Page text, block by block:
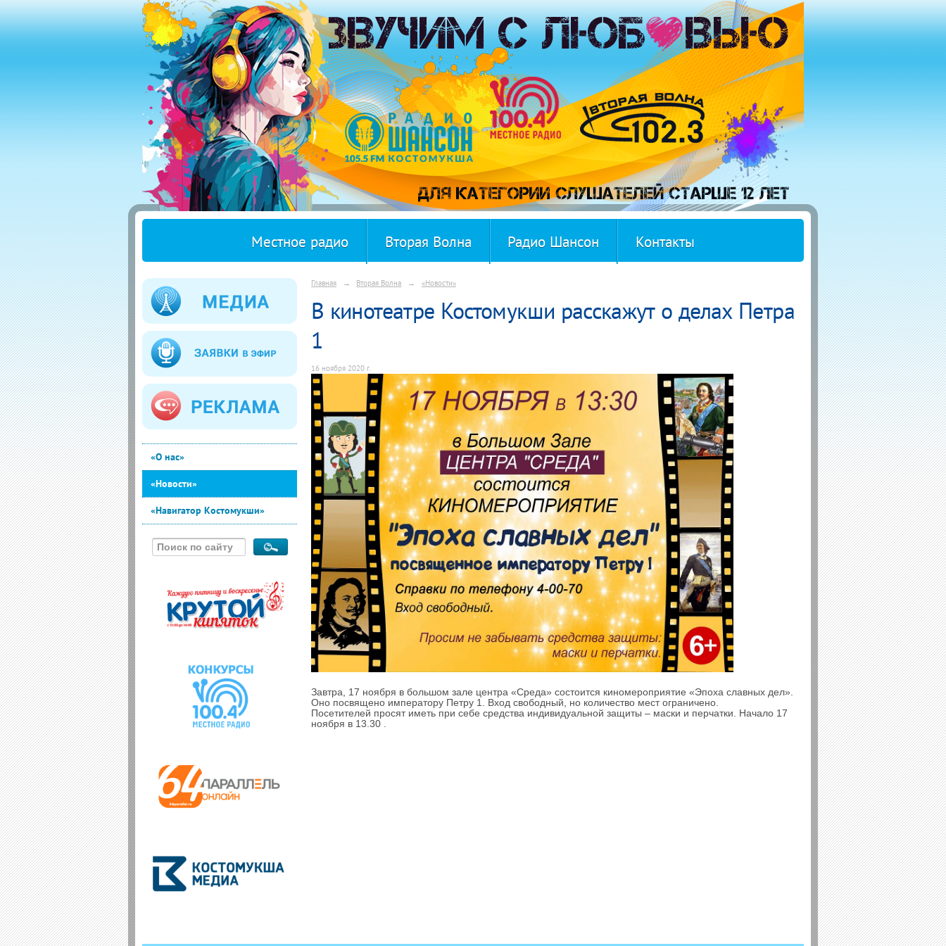
Местное радио Вторая Волна Радио Шансон Контакты
«О нас»
«Новости»
«Навигатор Костомукши»
Главная → Вторая Волна → «Новости»
В кинотеатре Костомукши расскажут о делах Петра
1
16 ноября 2020 г.
Завтра, 17 ноября в большом зале центра «Среда» состоится киномероприятие «Эпоха славных дел».
Оно посвящено императору Петру 1. Вход свободный, но количество мест ограничено.
Посетителей просят иметь при себе средства индивидуальной защиты – маски и перчатки. Начало 17
ноября в 13.30 .